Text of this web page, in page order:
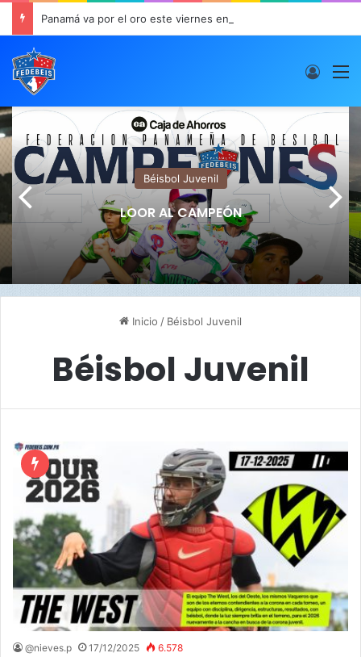
Panamá va por el oro este viernes en JCDC
Béisbol Juvenil
LOOR AL CAMPEÓN
Inicio / Béisbol Juvenil
Béisbol Juvenil
@nieves.p 17/12/2025 6.578